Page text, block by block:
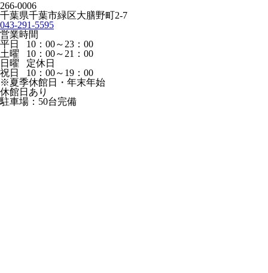
266-0006
千葉県千葉市緑区大膳野町2-7
043-291-5595
営業時間
平日 10：00～23：00
土曜 10：00～21：00
日曜 定休日
祝日 10：00～19：00
※夏季休館日・年末年始
休館日あり
駐車場：50台完備